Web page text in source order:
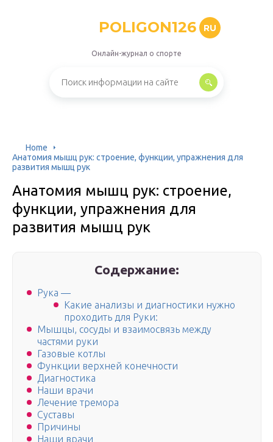
POLIGON126 RU
Онлайн-журнал о спорте
Home
Анатомия мышц рук: строение, функции, упражнения для
развития мышц рук
Анатомия мышц рук: строение,
функции, упражнения для
развития мышц рук
Содержание:
Рука —
Какие анализы и диагностики нужно
проходить для Руки:
Мышцы, сосуды и взаимосвязь между
частями руки
Газовые котлы
Функции верхней конечности
Диагностика
Наши врачи
Лечение тремора
Суставы
Причины
Наши врачи